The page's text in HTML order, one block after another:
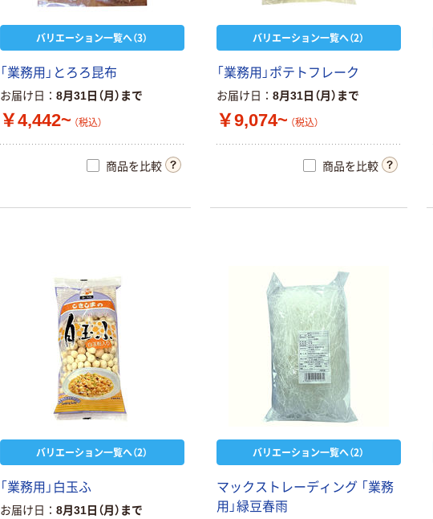
バリエーション一覧へ（3）
「業務用」とろろ昆布
お届け日 8月31日（月）まで
￥4,442~ （税込）
商品を比較
バリエーション一覧へ（2）
「業務用」ポテトフレーク
お届け日 8月31日（月）まで
￥9,074~ （税込）
商品を比較
バリエーション一覧へ（2）
「業務用」白玉ふ
お届け日 8月31日（月）まで
バリエーション一覧へ（2）
マックストレーディング 「業務
用」緑豆春雨